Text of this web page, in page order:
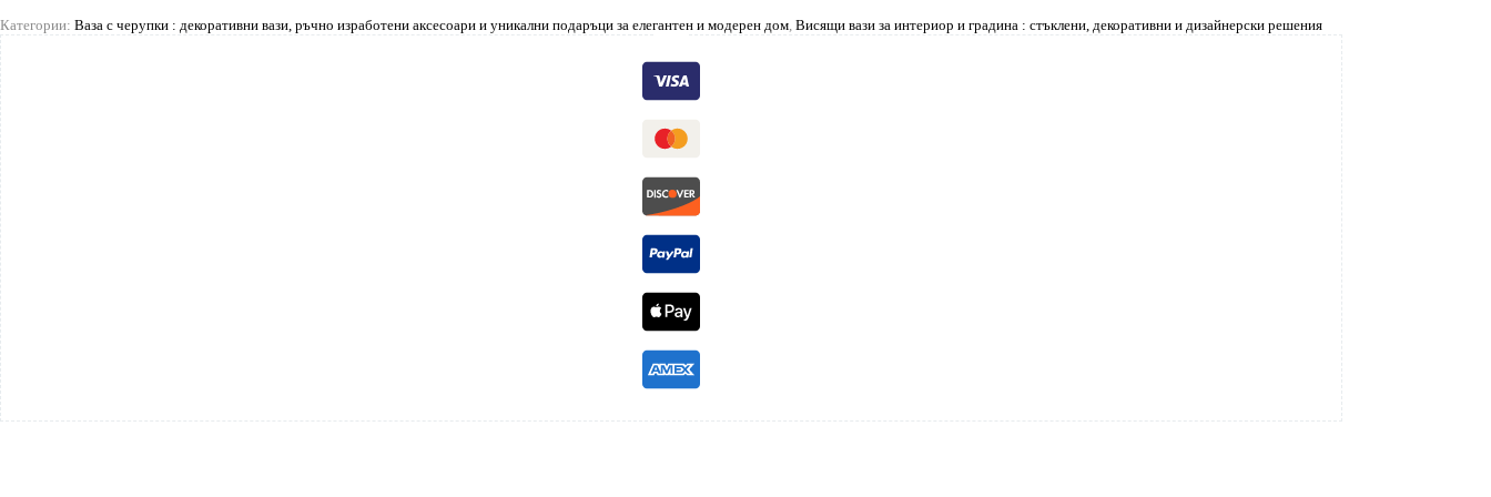
Категории: Ваза с черупки : декоративни вази, ръчно изработени аксесоари и уникални подаръци за елегантен и модерен дом Висящи вази за интериор и градина : стъклени, декоративни и дизайнерски решения